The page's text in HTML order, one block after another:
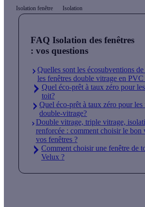
Isolation fenêtre Isolation
FAQ Isolation des fenêtres
: vos questions
Quelles sont les écosubventions
les fenêtres double vitrage en PVC
Quel éco-prêt à taux zéro pour
toit?
Quel éco-prêt à taux zéro pour les
double-vitrage?
Double vitrage, triple vitrage,
renforcée : comment choisir le bon
vos fenêtres ?
Comment choisir une fenêtre de
Velux ?